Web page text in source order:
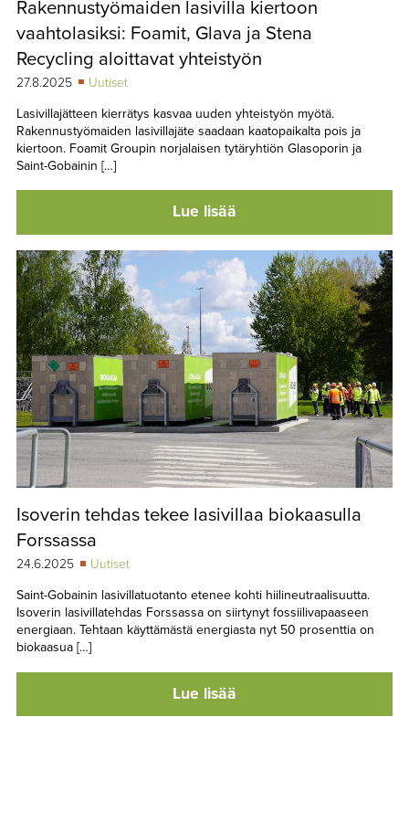
TAPAHTUMAT
YHTEYSTIEDOT
Rakennustyömaiden lasivilla kiertoon
vaahtolasiksi: Foamit, Glava ja Stena
Recycling aloittavat yhteistyön
27.8.2025
Uutiset
Lasivillajätteen kierrätys kasvaa uuden yhteistyön myötä.
Rakennustyömaiden lasivillajäte saadaan kaatopaikalta pois ja
kiertoon. Foamit Groupin norjalaisen tytäryhtiön Glasoporin ja
Saint-Gobainin […]
Lue lisää
Isoverin tehdas tekee lasivillaa biokaasulla
Forssassa
24.6.2025
Uutiset
Saint-Gobainin lasivillatuotanto etenee kohti hiilineutraalisuutta.
Isoverin lasivillatehdas Forssassa on siirtynyt fossiilivapaaseen
energiaan. Tehtaan käyttämästä energiasta nyt 50 prosenttia on
biokaasua […]
Lue lisää